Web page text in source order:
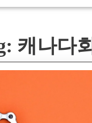
캐나다